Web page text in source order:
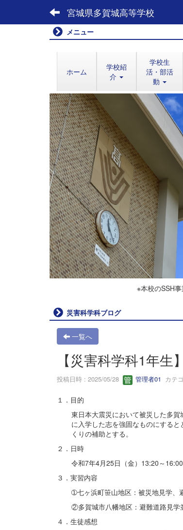
宮城県多賀城高等学校
メニュー
ホーム
学校紹
介
学校生
活・部活
動
※本校のSSH
災害科学科ブログ
一覧へ
【災害科学科1年
投稿日時 : 2025/05/28 管理者01 カテ
１．目的
東日本大震災において被災した多
に入学した志を強固なものにする
くりの補助とする。
２．日時
令和7年4月25日（金）13:20～16:00
３．実習内容
➀七ヶ浜町笹山地区：被災地見学、
②多賀城市八幡地区：避難道路見学
４．生徒感想